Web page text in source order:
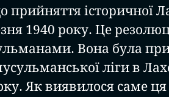
прийняття історичної
1940 року. Це
Вона була
ліги в
Як виявилося саме ця